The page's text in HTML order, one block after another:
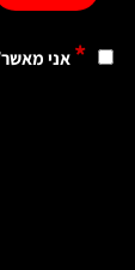
אני מאשר/ת את